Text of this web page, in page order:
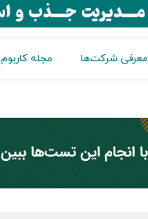
معرفی شرکت‌ها مجله کاربوم